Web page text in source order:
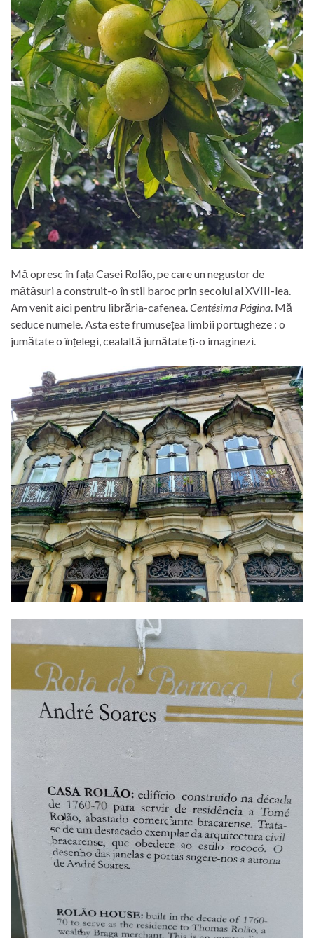
Mă opresc în fața Casei Rolão, pe care un negustor de
mătăsuri a construit-o în stil baroc prin secolul al XVIII-lea.
Am venit aici pentru librăria-cafenea. Centésima Página . Mă
seduce numele. Asta este frumusețea limbii portugheze : o
jumătate o înțelegi, cealaltă jumătate ți-o imaginezi.